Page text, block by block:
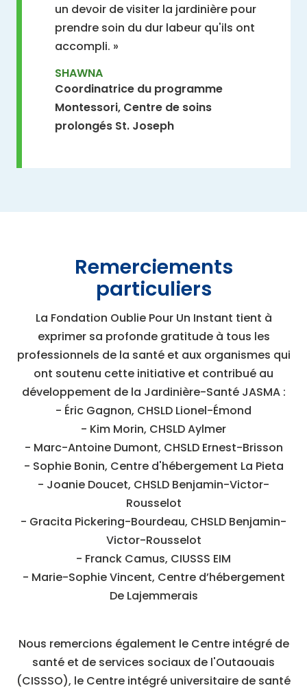
un devoir de visiter la jardinière pour
prendre soin du dur labeur qu'ils ont
accompli. »
SHAWNA
Coordinatrice du programme
Montessori, Centre de soins
prolongés St. Joseph
Remerciements
particuliers
La Fondation Oublie Pour Un Instant tient à
exprimer sa profonde gratitude à tous les
professionnels de la santé et aux organismes qui
ont soutenu cette initiative et contribué au
développement de la Jardinière-Santé JASMA :
- Éric Gagnon, CHSLD Lionel-Émond
- Kim Morin, CHSLD Aylmer
- Marc-Antoine Dumont, CHSLD Ernest-Brisson
- Sophie Bonin, Centre d'hébergement La Pieta
- Joanie Doucet, CHSLD Benjamin-Victor-
Rousselot
- Gracita Pickering-Bourdeau, CHSLD Benjamin-
Victor-Rousselot
- Franck Camus, CIUSSS EIM
- Marie-Sophie Vincent, Centre d’hébergement
De Lajemmerais
Nous remercions également le Centre intégré de
santé et de services sociaux de l'Outaouais
(CISSSO), le Centre intégré universitaire de santé